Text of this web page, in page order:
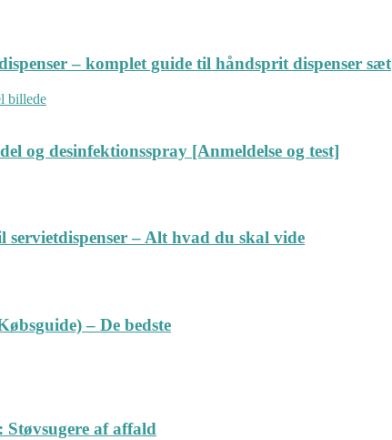
– komplet guide til håndsprit dispenser sæt
og desinfektionsspray [Anmeldelse og test]
servietdispenser – Alt hvad du skal vide
– De bedste
af affald